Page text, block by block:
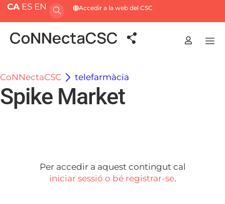
CA ES EN Accedir a la web del CSC
CoNNectaCSC telefarmàcia
Spike Market
Per accedir a aquest contingut cal
iniciar sessió o bé registrar-se.